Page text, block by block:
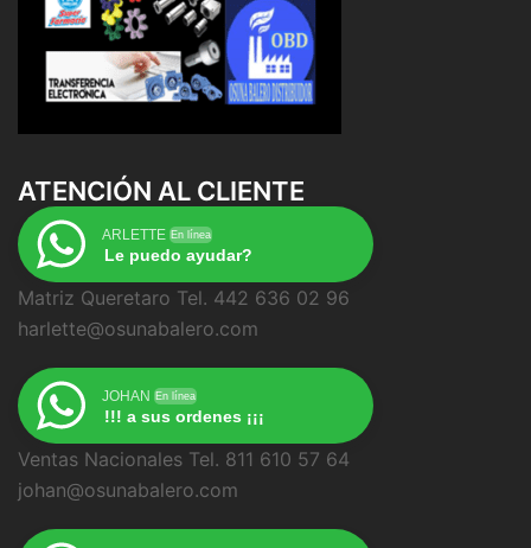
ATENCIÓN AL CLIENTE
ARLETTE En línea
Le puedo ayudar?
Matriz Queretaro Tel. 442 636 02 96
harlette@osunabalero.com
JOHAN En línea
!!! a sus ordenes ¡¡¡
Ventas Nacionales Tel. 811 610 57 64
johan@osunabalero.com